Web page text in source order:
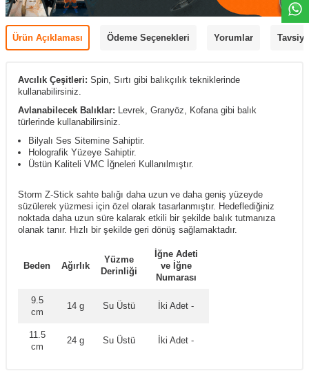
Ürün Açıklaması Ödeme Seçenekleri Yorumlar
Avcılık Çeşitleri: Spin, Sırtı gibi balıkçılık tekniklerinde
kullanabilirsiniz.
Avlanabilecek Balıklar: Levrek, Granyöz, Kofana gibi balık
türlerinde kullanabilirsiniz.
Bilyalı Ses Sitemine Sahiptir.
Holografik Yüzeye Sahiptir.
Üstün Kaliteli VMC İğneleri Kullanılmıştır.
Storm Z-Stick sahte balığı daha uzun ve daha geniş yüzeyde
süzülerek yüzmesi için özel olarak tasarlanmıştır. Hedeflediğiniz
noktada daha uzun süre kalarak etkili bir şekilde balık tutmanıza
olanak tanır. Hızlı bir şekilde geri dönüş sağlamaktadır.
Beden Ağırlık
Yüzme
Derinliği
İğne Adeti
ve İğne
Numarası
9.5
cm
14 g Su Üstü İki Adet -
11.5
cm
24 g Su Üstü İki Adet -